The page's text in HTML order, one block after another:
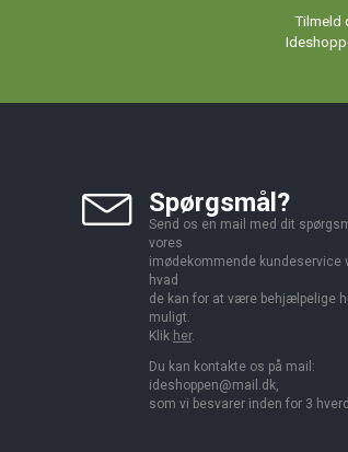
Tilmeld
Spørgsmål?
Send os en mail med dit
vores
imødekommende kundeservice
hvad
de kan for at være behjælpelige
muligt.
Klik her.
Du kan kontakte os på mail:
ideshoppen@mail.dk,
som vi besvarer inden for 3